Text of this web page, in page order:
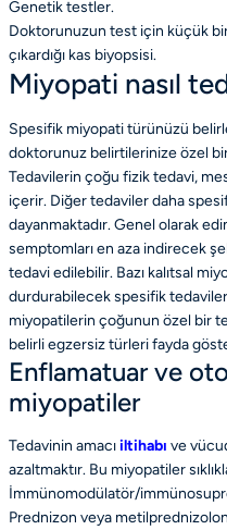
Genetik testler.
Doktorunuzun test için küçük
çıkardığı kas biyopsisi.
Miyopati nasıl
Spesifik miyopati türünüzü
doktorunuz belirtilerinize özel
Tedavilerin çoğu fizik tedavi,
içerir. Diğer tedaviler daha
dayanmaktadır. Genel olarak
semptomları en aza indirecek
tedavi edilebilir. Bazı kalıtsal
durdurabilecek spesifik
miyopatilerin çoğunun özel bir
belirli egzersiz türleri fayda
Enflamatuar ve
miyopatiler
Tedavinin amacıiltihabı ve
azaltmaktır. Bu miyopatiler
İmmünomodülatör/
Prednizon veya